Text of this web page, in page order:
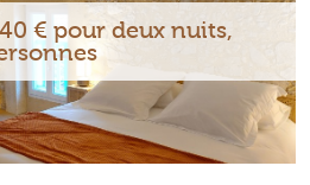
€ pour deux nuits,